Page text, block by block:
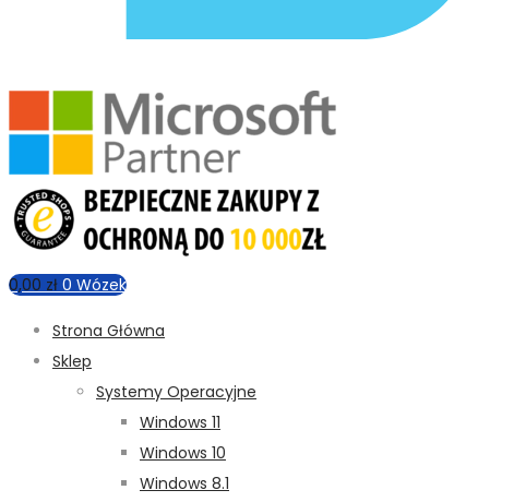
0,00 zł 0 Wózek
Strona Główna
Sklep
Systemy Operacyjne
Windows 11
Windows 10
Windows 8.1